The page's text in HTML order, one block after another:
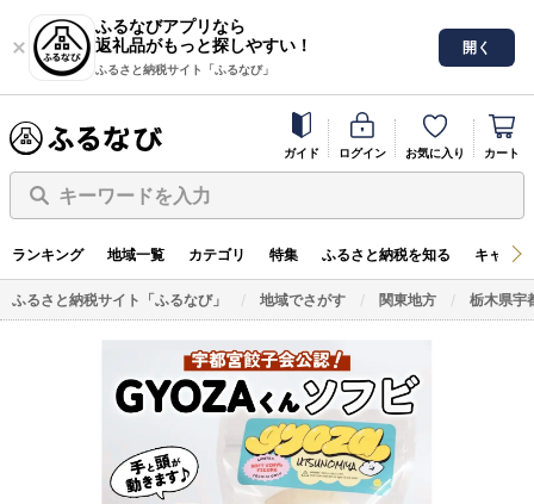
ふるなびアプリなら
返礼品がもっと探しやすい！
ふるさと納税サイト「ふるなび」
開く
ガイド ログイン お気に入り カート
キーワードを入力
ランキング 地域一覧 カテゴリ 特集 ふるさと納税を知る キャン
ふるさと納税サイト「ふるなび」 地域でさがす 関東地方 栃木県宇